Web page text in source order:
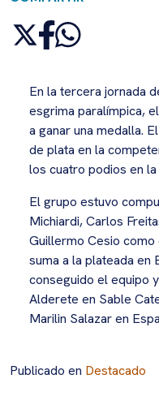
En la tercera jornada
esgrima paralímpica,
a ganar una medalla.
de plata en la
los cuatro podios en
El grupo estuvo
Michiardi, Carlos
Guillermo Cesio como
suma a la plateada en
conseguido el equipo
Alderete en Sable
Marilin Salazar en
Publicado en Destacado